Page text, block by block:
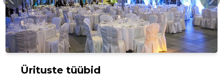
Ürituste tüübid